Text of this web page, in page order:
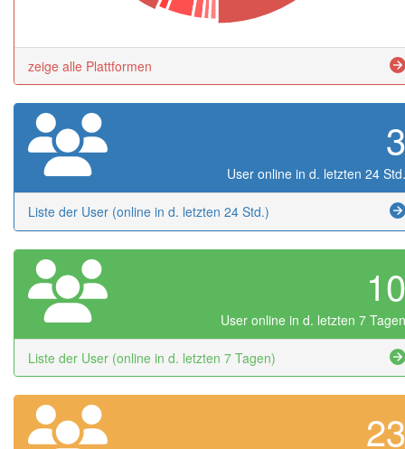
zeige alle Plattformen
3
User online in d. letzten 24 Std.
Liste der User (online in d. letzten 24 Std.)
10
User online in d. letzten 7 Tagen
Liste der User (online in d. letzten 7 Tagen)
23